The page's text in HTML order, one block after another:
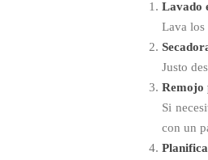
Lavado
Lava los
Justo
Remojo
Si
con un